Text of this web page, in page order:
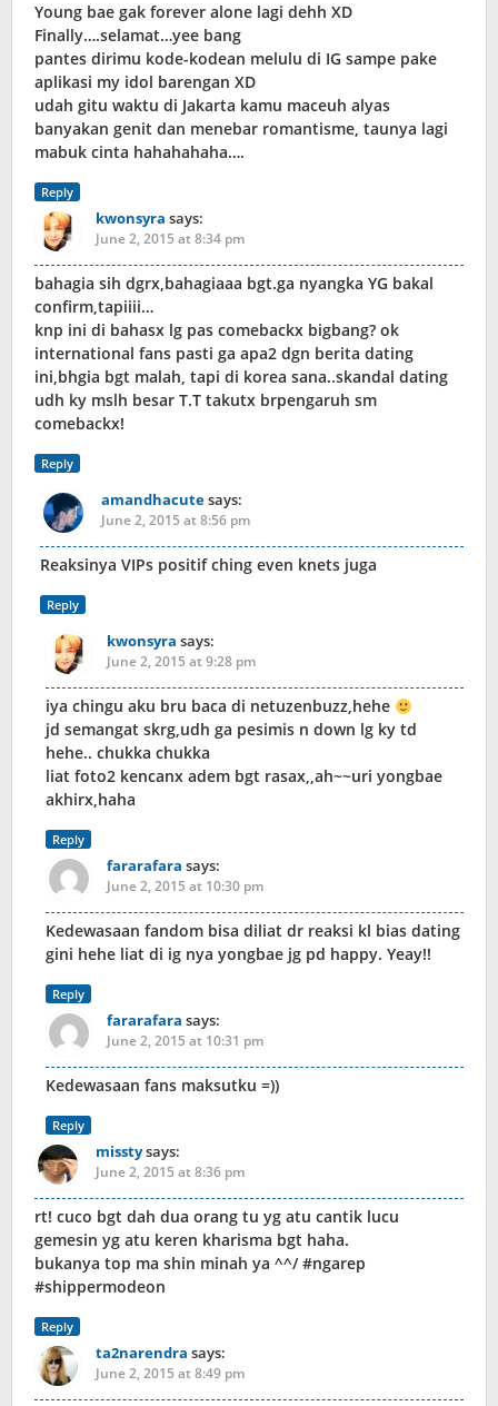
Young bae gak forever alone lagi dehh XD
Finally….selamat…yee bang
pantes dirimu kode-kodean melulu di IG sampe pake
aplikasi my idol barengan XD
udah gitu waktu di Jakarta kamu maceuh alyas
banyakan genit dan menebar romantisme, taunya lagi
mabuk cinta hahahahaha….
Reply
kwonsyra says:
June 2, 2015 at 8:34 pm
bahagia sih dgrx,bahagiaaa bgt.ga nyangka YG bakal
confirm,tapiiii…
knp ini di bahasx lg pas comebackx bigbang? ok
international fans pasti ga apa2 dgn berita dating
ini,bhgia bgt malah, tapi di korea sana..skandal dating
udh ky mslh besar T.T takutx brpengaruh sm
comebackx!
Reply
amandhacutesays:
June 2, 2015 at 8:56 pm
Reaksinya VIPs positif ching even knets juga
Reply
kwonsyra says:
June 2, 2015 at 9:28 pm
iya chingu aku bru baca di netuzenbuzz,hehe
jd semangat skrg,udh ga pesimis n down lg ky td
hehe.. chukka chukka
liat foto2 kencanx adem bgt rasax,,ah~~uri yongbae
akhirx,haha
Reply
fararafara says:
June 2, 2015 at 10:30 pm
Kedewasaan fandom bisa diliat dr reaksi kl bias dating
gini hehe liat di ig nya yongbae jg pd happy. Yeay!!
Reply
fararafara says:
June 2, 2015 at 10:31 pm
Kedewasaan fans maksutku =))
Reply
misstysays:
June 2, 2015 at 8:36 pm
rt! cuco bgt dah dua orang tu yg atu cantik lucu
gemesin yg atu keren kharisma bgt haha.
bukanya top ma shin minah ya ^^/ #ngarep
#shippermodeon
Reply
ta2narendra says:
June 2, 2015 at 8:49 pm